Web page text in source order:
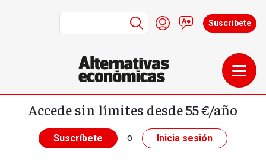
Pasar al contenido principal
Menú de cuenta de
Iniciar sesión
Contacto
Suscríbete
Accede sin límites desde 55 €/año
Suscríbete o Inicia sesión